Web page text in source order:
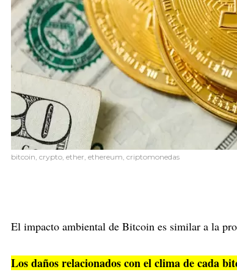
bitcoin, crypto, ether, ethereum, criptomonedas
El impacto ambiental de Bitcoin es similar a la
Los daños relacionados con el clima de cada